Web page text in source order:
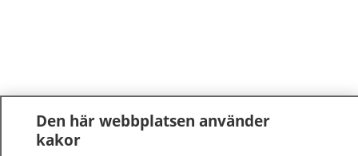
Den här webbplatsen använder
kakor